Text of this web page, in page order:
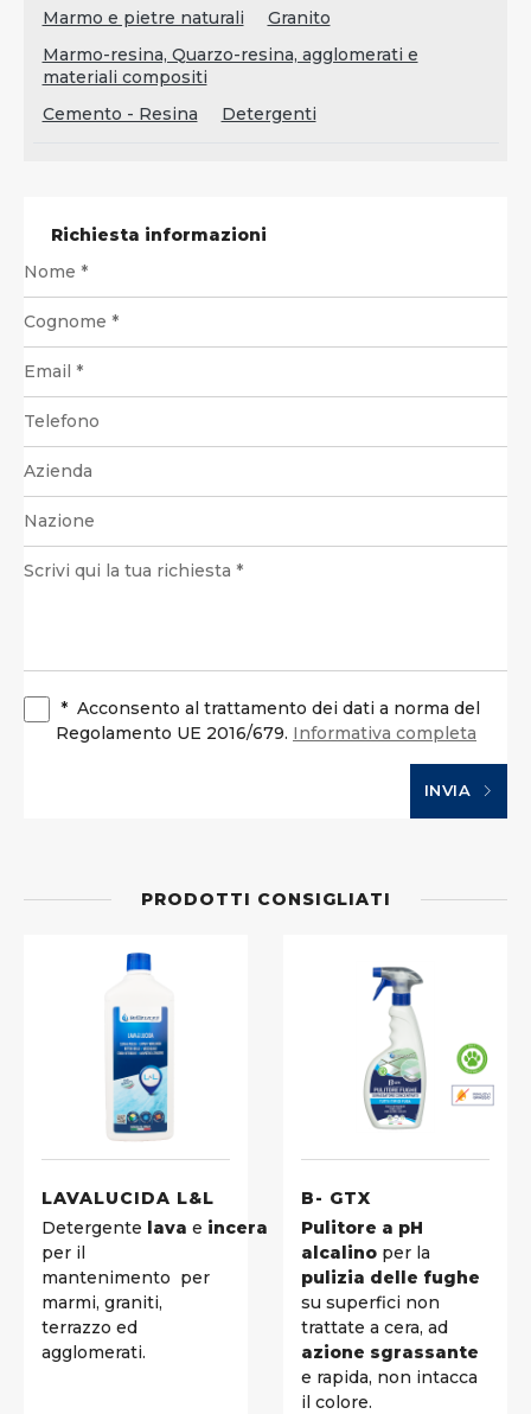
Marmo e pietre naturali
Granito
Marmo-resina, Quarzo-resina, agglomerati e
materiali compositi
Cemento - Resina
Detergenti
Richiesta informazioni
* Acconsento al trattamento dei dati a norma del
Regolamento UE 2016/679. Informativa completa
INVIA
PRODOTTI CONSIGLIATI
LAVALUCIDA L&L
Detergente lava e incera
per il
mantenimento per
marmi, graniti,
terrazzo ed
agglomerati.
B- GTX
Pulitore a pH
alcalino per la
pulizia delle fughe
su superfici non
trattate a cera, ad
azione sgrassante
e rapida, non intacca
il colore.